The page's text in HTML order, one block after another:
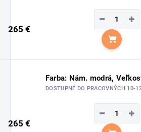
265 €
+
−
Do
Farba: Nám. modrá,
DOSTUPNÉ DO PRACOVNÝCH 10-
265 €
+
−